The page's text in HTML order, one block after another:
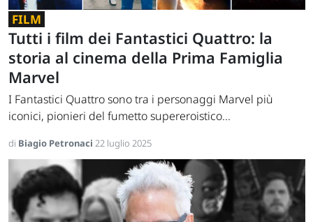
FILM
Tutti i film dei Fantastici Quattro: la
storia al cinema della Prima Famiglia
Marvel
I Fantastici Quattro sono tra i personaggi Marvel più
iconici, pionieri del fumetto supereroistico...
di Biagio Petronaci 22 luglio 2025